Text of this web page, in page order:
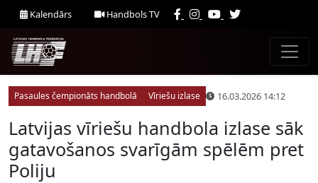
Kalendārs Handbols TV
Pasaules čempionāts handbolā Vīriešu izlase 16.03.2026 14:12
Latvijas vīriešu handbola izlase sāk
gatavošanos svarīgām spēlēm pret
Poliju